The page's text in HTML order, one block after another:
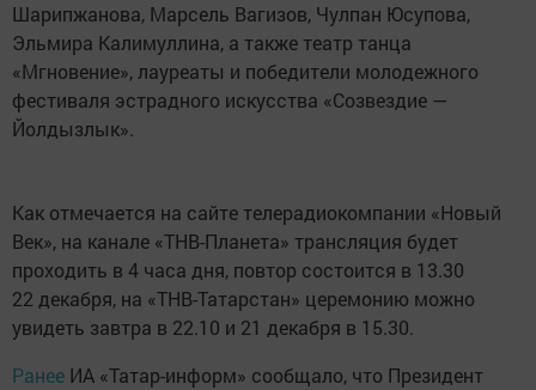
Шарипжанова, Марсель Вагизов, Чулпан Юсупова,
Эльмира Калимуллина, а также театр танца
«Мгновение», лауреаты и победители молодежного
фестиваля эстрадного искусства «Созвездие —
Йолдызлык».
Как отмечается на сайте телерадиокомпании «Новый
Век», на канале «ТНВ-Планета» трансляция будет
проходить в 4 часа дня, повтор состоится в 13.30
22 декабря, на «ТНВ-Татарстан» церемонию можно
увидеть завтра в 22.10 и 21 декабря в 15.30.
Ранее ИА «Татар-информ» сообщало, что Президент